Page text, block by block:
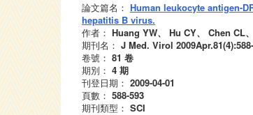
論文篇名： Human leukocyte antigen-
hepatitis B virus.
作者： Huang YW、 Hu CY、 Chen CL
期刊名： J Med. Virol
卷號： 81 卷
期別： 4 期
刊登日期： 2009-04-01
頁數： 588-593
期刊類型： SCI